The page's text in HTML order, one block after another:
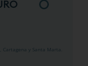
y Santa Marta.
tu mascota.